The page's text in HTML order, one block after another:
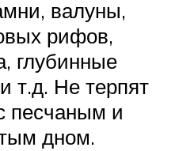
валуны,
рифов,
глубинные
т.д. Не терпят
песчаным и
дном.